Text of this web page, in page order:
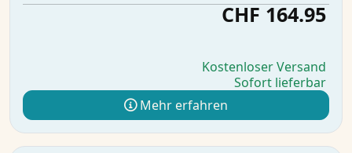
CHF 164.95
Kostenloser Versand
Sofort lieferbar
Mehr erfahren